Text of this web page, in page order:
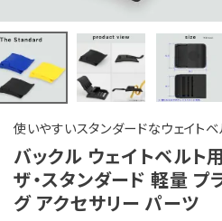
使いやすいスタンダードなウェイトベ
バックル ウェイトベル
ザ・スタンダード 軽量 プ
グ アクセサリー パーツ